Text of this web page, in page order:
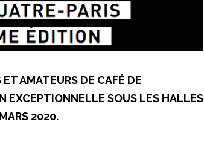
AMATEURS DE CAFÉ DE
EXCEPTIONNELLE SOUS LES HALLES
2020.